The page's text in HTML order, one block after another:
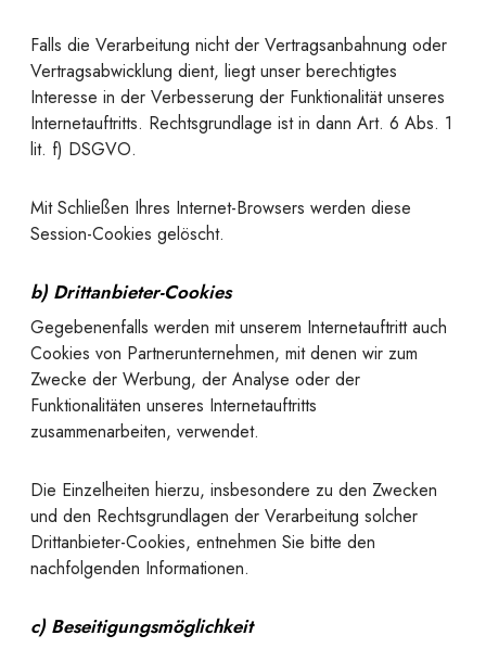
Falls die Verarbeitung nicht der Vertragsanbahnung oder
Vertragsabwicklung dient, liegt unser berechtigtes
Interesse in der Verbesserung der Funktionalität unseres
Internetauftritts. Rechtsgrundlage ist in dann Art. 6 Abs. 1
lit. f) DSGVO.
Mit Schließen Ihres Internet-Browsers werden diese
Session-Cookies gelöscht.
b) Drittanbieter-Cookies
Gegebenenfalls werden mit unserem Internetauftritt auch
Cookies von Partnerunternehmen, mit denen wir zum
Zwecke der Werbung, der Analyse oder der
Funktionalitäten unseres Internetauftritts
zusammenarbeiten, verwendet.
Die Einzelheiten hierzu, insbesondere zu den Zwecken
und den Rechtsgrundlagen der Verarbeitung solcher
Drittanbieter-Cookies, entnehmen Sie bitte den
nachfolgenden Informationen.
c) Beseitigungsmöglichkeit